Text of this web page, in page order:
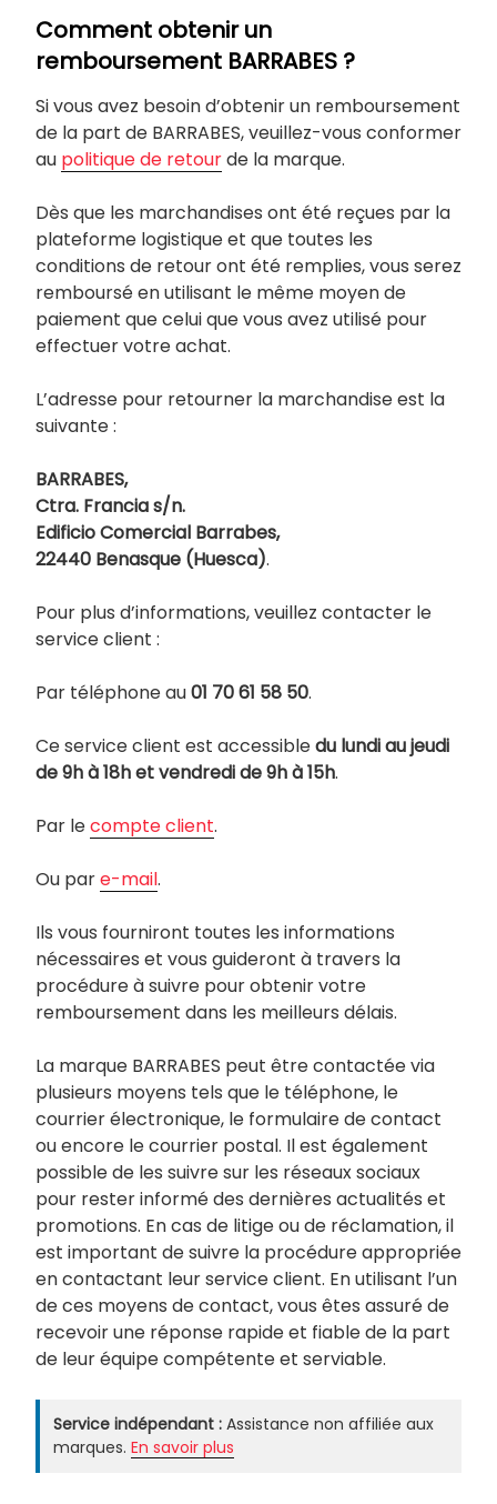
Comment obtenir un
remboursement BARRABES ?
Si vous avez besoin d’obtenir un remboursement
de la part de BARRABES, veuillez-vous conformer
au politique de retourde la marque.
Dès que les marchandises ont été reçues par la
plateforme logistique et que toutes les
conditions de retour ont été remplies, vous serez
remboursé en utilisant le même moyen de
paiement que celui que vous avez utilisé pour
effectuer votre achat.
L’adresse pour retourner la marchandise est la
suivante :
BARRABES,
Ctra. Francia s/n.
Edificio Comercial Barrabes,
22440 Benasque (Huesca).
Pour plus d’informations, veuillez contacter le
service client :
Par téléphone au01 70 61 58 50.
Ce service client est accessibledu lundi au jeudi
de 9h à 18h et vendredi de 9h à 15h.
Par lecompte client.
Ou pare-mail.
Ils vous fourniront toutes les informations
nécessaires et vous guideront à travers la
procédure à suivre pour obtenir votre
remboursement dans les meilleurs délais.
La marque BARRABES peut être contactée via
plusieurs moyens tels que le téléphone, le
courrier électronique, le formulaire de contact
ou encore le courrier postal. Il est également
possible de les suivre sur les réseaux sociaux
pour rester informé des dernières actualités et
promotions. En cas de litige ou de réclamation, il
est important de suivre la procédure appropriée
en contactant leur service client. En utilisant l’un
de ces moyens de contact, vous êtes assuré de
recevoir une réponse rapide et fiable de la part
de leur équipe compétente et serviable.
Service indépendant : Assistance non affiliée aux
marques. En savoir plus